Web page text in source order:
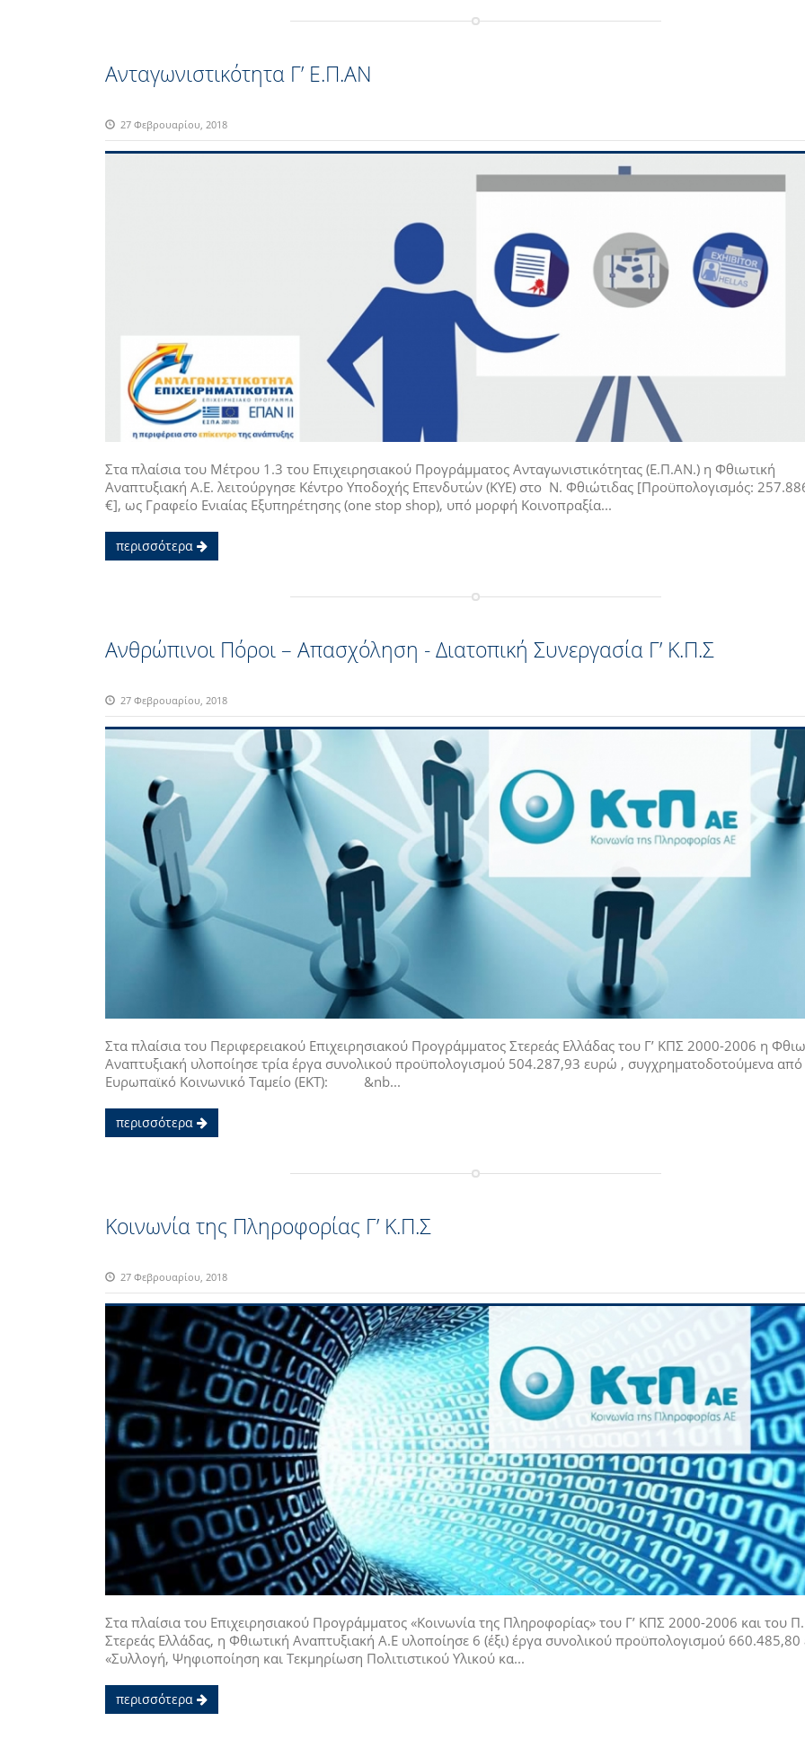
Ανταγωνιστικότητα Γ’ Ε.Π.ΑΝ
27 Φεβρουαρίου, 2018
Στα πλαίσια του Μέτρου 1.3 του Επιχειρησιακού Προγράμματος Ανταγωνιστικότητας (Ε.Π.ΑΝ.) η Φθιωτική
Αναπτυξιακή Α.Ε. λειτούργησε Κέντρο Υποδοχής Επενδυτών (ΚΥΕ) στο Ν. Φθιώτιδας [Προϋπολογισμός:
€], ως Γραφείο Ενιαίας Εξυπηρέτησης (one stop shop), υπό μορφή Κοινοπραξία...
περισσότερα
Ανθρώπινοι Πόροι – Απασχόληση - Διατοπική Συνεργασία Γ’ Κ.Π.Σ
27 Φεβρουαρίου, 2018
Στα πλαίσια του Περιφερειακού Επιχειρησιακού Προγράμματος Στερεάς Ελλάδας του Γ’ ΚΠΣ 2000-2006 η
Αναπτυξιακή υλοποίησε τρία έργα συνολικού προϋπολογισμού 504.287,93 ευρώ , συγχρηματοδοτούμενα από
Ευρωπαϊκό Κοινωνικό Ταμείο (ΕΚΤ): &nb...
περισσότερα
Κοινωνία της Πληροφορίας Γ’ Κ.Π.Σ
27 Φεβρουαρίου, 2018
Στα πλαίσια του Επιχειρησιακού Προγράμματος «Κοινωνία της Πληροφορίας» του Γ’ ΚΠΣ 2000-2006 και του
Στερεάς Ελλάδας, η Φθιωτική Αναπτυξιακή Α.Ε υλοποίησε 6 (έξι) έργα συνολικού προϋπολογισμού
«Συλλογή, Ψηφιοποίηση και Τεκμηρίωση Πολιτιστικού Υλικού κα...
περισσότερα